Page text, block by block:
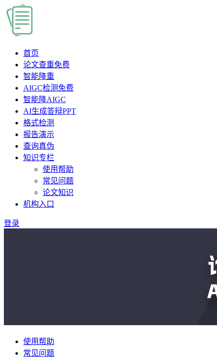
首页
论文查重免费
智能降重
AIGC检测 免费
智能降AIGC
AI生成答辩PPT
格式检测
报告演示
查询真伪
知识专栏
使用帮助
常见问题
论文知识
机构入口
登录
使用帮助
常见问题